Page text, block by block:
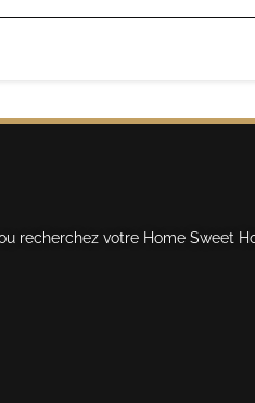
recherchez votre Home Sweet